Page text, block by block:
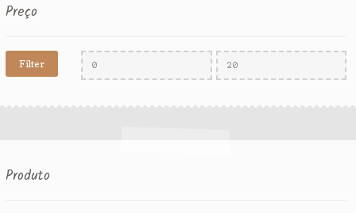
Preço
Filter
Produto